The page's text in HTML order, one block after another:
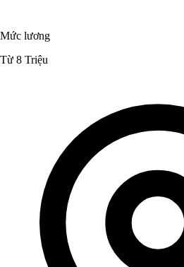
Mức lương
Từ 8 Triệu